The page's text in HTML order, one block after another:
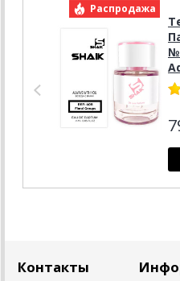
Распродажа
№
Контакты